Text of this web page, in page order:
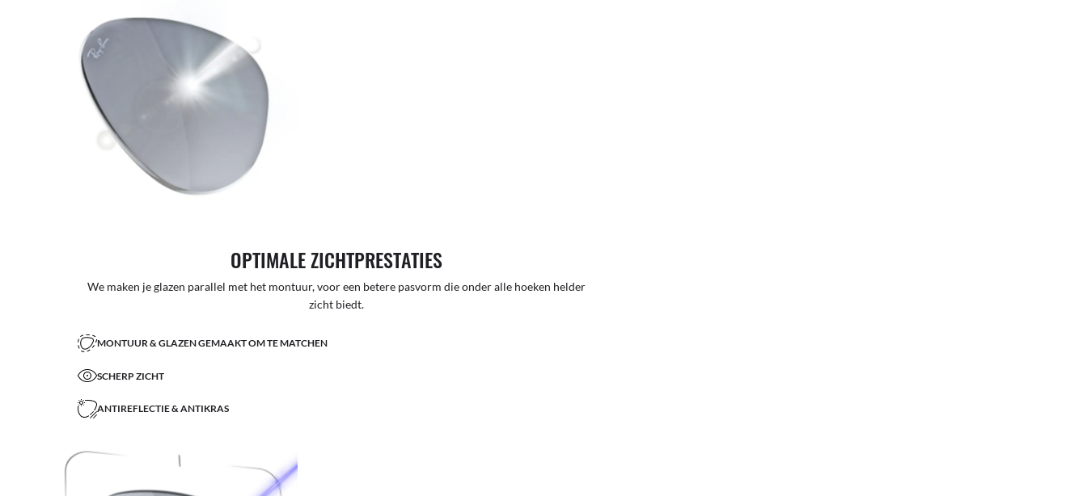
OPTIMALE ZICHTPRESTATIES
We maken je glazen parallel met het montuur, voor een betere pasvorm die onder alle hoeken helder
zicht biedt.
MONTUUR & GLAZEN GEMAAKT OM TE MATCHEN
SCHERP ZICHT
ANTIREFLECTIE & ANTIKRAS